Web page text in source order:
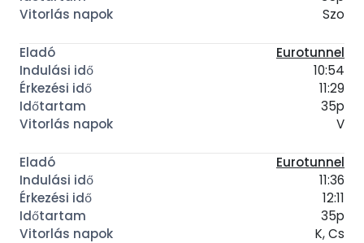
Szo
Eurotunnel
10:54
11:29
35p
V
Eurotunnel
11:36
12:11
35p
K, Cs